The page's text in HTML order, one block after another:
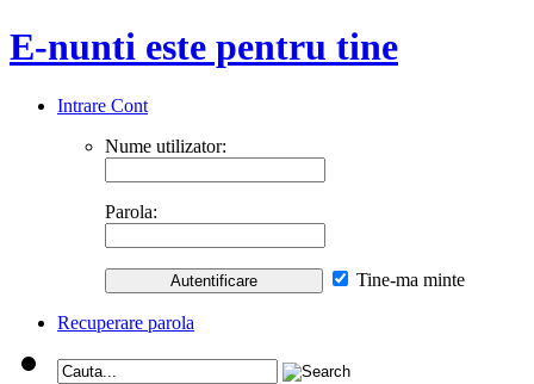
E-nunti este pentru tine
Intrare Cont
Nume utilizator:
Parola:
Tine-ma minte
Recuperare parola